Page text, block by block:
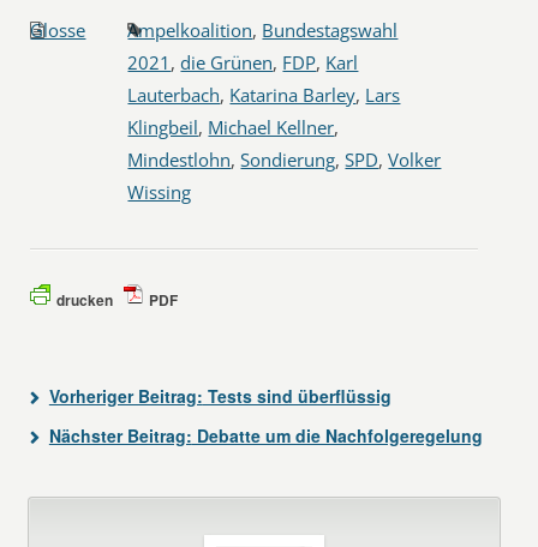
Glosse Ampelkoalition, Bundestagswahl
2021 ,die Grünen, FDP, Karl
Lauterbach, Katarina Barley, Lars
Klingbeil, Michael Kellner,
Mindestlohn,Sondierung,SPD,Volker
Wissing
drucken PDF
Vorheriger Beitrag: Tests sind überflüssig
Nächster Beitrag: Debatte um die Nachfolgeregelung